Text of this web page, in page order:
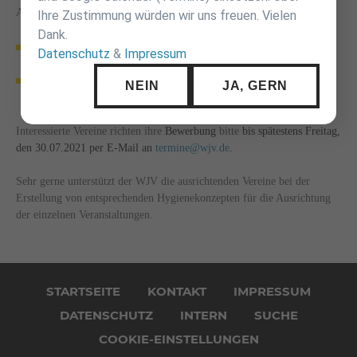
Ausrichter gefunden werden konnte:
Sa. 16.10.2021 NW MMdV u11 m+w (ohne vorherige
Qualifikation)
Sa. 20.11.2021 NW EM u11 m+w (ohne vorherige Qualifikation)
Interessierte Vereine richten ihre Bewerbung bitte bis spätestens Freitag,
den 30.07.2021 per E-Mail an termine@wjv.de
Sehr gerne unterstützt der WJV die ausrichtenden Vereine bei der
Erstellung von entsprechenden Hygienekonzepten für die Ausrichtung
der einzelnen Veranstaltungen.
überspringenSTARTSEITE KONTAKT
IMPRESSUM
DATENSCHUTZ
INTERN
SUCHE
COOKIE-EINSTELLUNGEN
Ihre Zustimmung würden wir uns freuen. Vielen
Dank.
Datenschutz & Impressum
NEIN JA, GERN